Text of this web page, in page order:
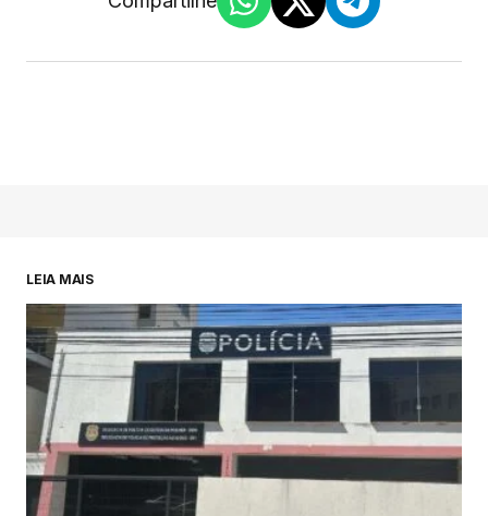
LEIA MAIS